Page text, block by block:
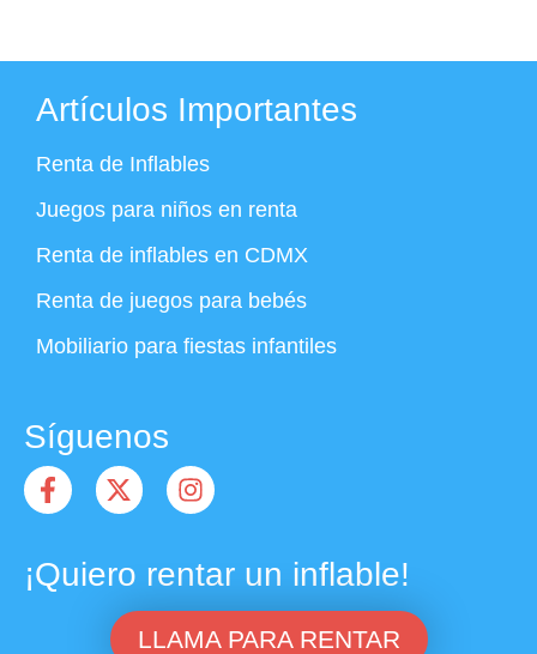
Artículos Importantes
Renta de Inflables
Juegos para niños en renta
Renta de inflables en CDMX
Renta de juegos para bebés
Mobiliario para fiestas infantiles
Síguenos
¡Quiero rentar un inflable!
LLAMA PARA RENTAR